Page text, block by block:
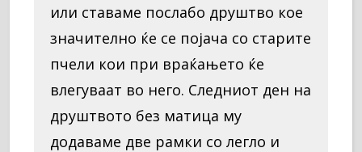
или ставаме послабо друштво кое
значително ќе се појача со старите
пчели кои при враќањето ќе
влегуваат во него. Следниот ден на
друштвото без матица му
додаваме две рамки со легло и